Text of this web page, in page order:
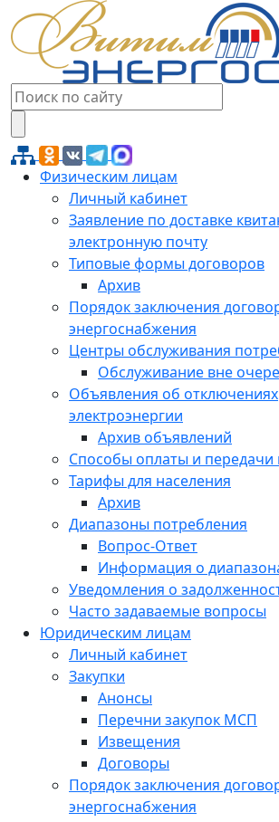
Физическим лицам
Личный кабинет
Заявление по доставке
электронную почту
Типовые формы договоров
Архив
Порядок заключения
энергоснабжения
Центры обслуживания
Обслуживание вне
Объявления об отключениях
электроэнергии
Архив объявлений
Способы оплаты и передачи
Тарифы для населения
Архив
Диапазоны потребления
Вопрос-Ответ
Информация о
Уведомления о
Часто задаваемые вопросы
Юридическим лицам
Личный кабинет
Закупки
Анонсы
Перечни закупок МСП
Извещения
Договоры
Порядок заключения
энергоснабжения